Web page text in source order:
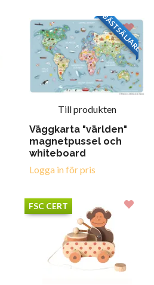
BÄSTSÄLJARE
Till produkten
Väggkarta "världen"
magnetpussel och
whiteboard
Logga in för pris
FSC CERT